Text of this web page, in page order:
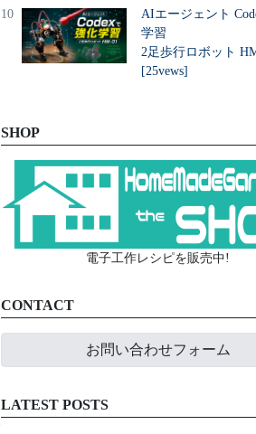
10
AIエージェント
学習
2足歩行ロボット
[25vews]
SHOP
電子工作レシピを販売中!
CONTACT
お問い合わせフォーム
LATEST POSTS